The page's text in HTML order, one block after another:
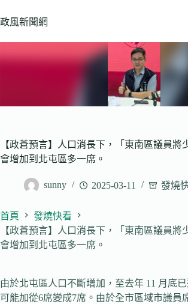
至
政風新聞網
【政蒼預言】人口消長下，「東南區議員將
會增加到北屯區多一席。
sunny 2025-03-11 發燒
首頁
發燒快看
【政蒼預言】人口消長下，「東南區議員將
會增加到北屯區多一席。
由於北屯區人口不斷增加，至去年 11 月底
可能加從6席變成7席。由於全市區域市議員